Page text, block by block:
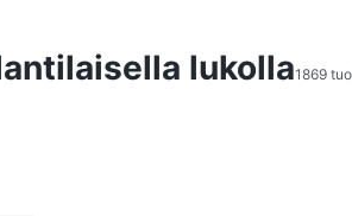
lukolla1869